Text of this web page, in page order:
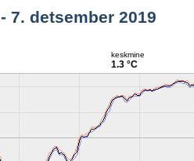
7. detsember 2019
keskmine
1.3 °C